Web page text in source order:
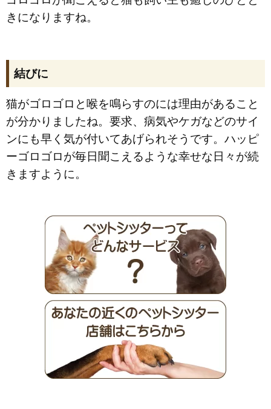
きになりますね。
結びに
猫がゴロゴロと喉を鳴らすのには理由があること
が分かりましたね。要求、病気やケガなどのサイ
ンにも早く気が付いてあげられそうです。ハッピ
ーゴロゴロが毎日聞こえるような幸せな日々が続
きますように。